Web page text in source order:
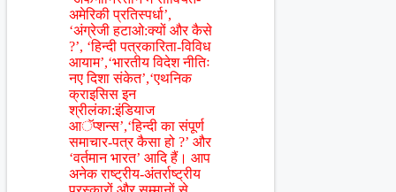
अमेरिकी प्रतिस्पर्धा’,
‘अंग्रेजी हटाओ:क्यों और कैसे
?’, ‘हिन्दी पत्रकारिता-विविध
आयाम’,‘भारतीय विदेश नीतिः
नए दिशा संकेत’,‘एथनिक
क्राइसिस इन
श्रीलंका:इंडियाज
आॅप्शन्स’,‘हिन्दी का संपूर्ण
समाचार-पत्र कैसा हो ?’ और
‘वर्तमान भारत’ आदि हैं। आप
अनेक राष्ट्रीय-अंतर्राष्ट्रीय